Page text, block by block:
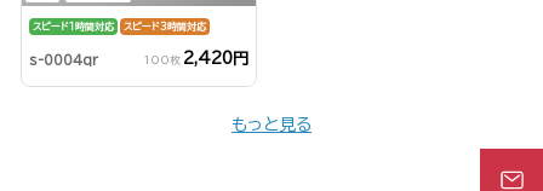
スピード1時間対応 スピード3時間対応
s-0004qr 100枚 2,420円
もっと見る